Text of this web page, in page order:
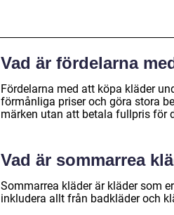
Vad är fördelarna
Fördelarna med att köpa kläder
förmånliga priser och göra stora
märken utan att betala fullpris för
Vad är sommarrea
Sommarrea kläder är kläder som
inkludera allt från badkläder och